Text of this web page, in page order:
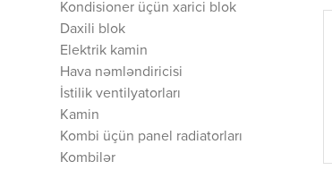
Kondisioner üçün xarici blok
Daxili blok
Elektrik kamin
Hava nəmləndiricisi
İstilik ventilyatorları
Kamin
Kombi üçün panel radiatorları
Kombilər